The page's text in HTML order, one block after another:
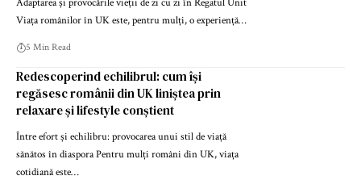
Viața românilor în UK este, pentru mulți, o experiență…
5 Min Read
Redescoperind echilibrul: cum își
regăsesc românii din UK liniștea prin
relaxare și lifestyle conștient
Între efort și echilibru: provocarea unui stil de viață
sănătos în diaspora Pentru mulți români din UK, viața
cotidiană este…